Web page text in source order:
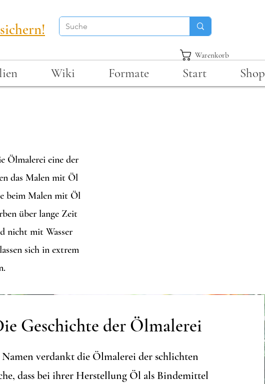
Warenkorb
Wiki Formate Start Shop
Ölmalerei eine der
das Malen mit Öl
beim Malen mit Öl
über lange Zeit
nicht mit Wasser
sich in extrem
Geschichte der Ölmalerei
verdankt die Ölmalerei der schlichten
dass bei ihrer Herstellung Öl als Bindemittel